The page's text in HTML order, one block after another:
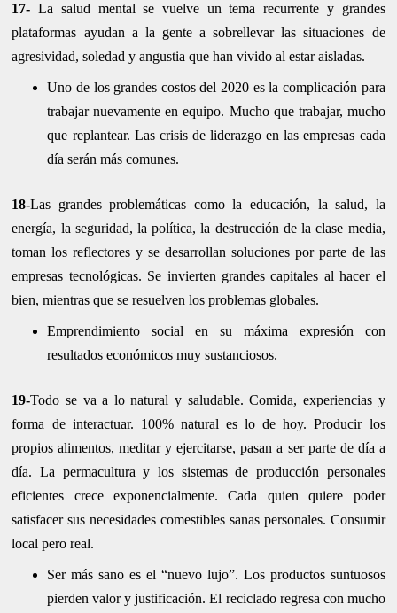
17-La salud mental se vuelve un tema recurrente y grandes
plataformas ayudan a la gente a sobrellevar las situaciones de
agresividad, soledad y angustia que han vivido al estar aisladas.
Uno de los grandes costos del 2020 es la complicación para
trabajar nuevamente en equipo. Mucho que trabajar, mucho
que replantear. Las crisis de liderazgo en las empresas cada
día serán más comunes.
18-Las grandes problemáticas como la educación, la salud, la
energía, la seguridad, la política, la destrucción de la clase media,
toman los reflectores y se desarrollan soluciones por parte de las
empresas tecnológicas. Se invierten grandes capitales al hacer el
bien, mientras que se resuelven los problemas globales.
Emprendimiento social en su máxima expresión con
resultados económicos muy sustanciosos.
19-Todo se va a lo natural y saludable. Comida, experiencias y
forma de interactuar. 100% natural es lo de hoy. Producir los
propios alimentos, meditar y ejercitarse, pasan a ser parte de día a
día. La permacultura y los sistemas de producción personales
eficientes crece exponencialmente. Cada quien quiere poder
satisfacer sus necesidades comestibles sanas personales. Consumir
local pero real.
Ser más sano es el “nuevo lujo”. Los productos suntuosos
pierden valor y justificación. El reciclado regresa con mucho